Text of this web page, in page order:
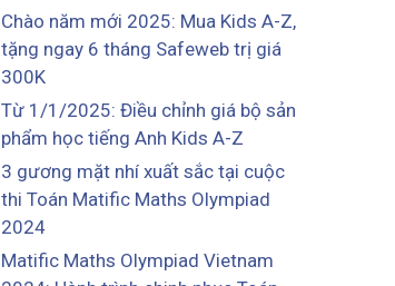
Chào năm mới 2025: Mua Kids A-Z,
tặng ngay 6 tháng Safeweb trị giá
300K
Từ 1/1/2025: Điều chỉnh giá bộ sản
phẩm học tiếng Anh Kids A-Z
3 gương mặt nhí xuất sắc tại cuộc
thi Toán Matific Maths Olympiad
2024
Matific Maths Olympiad Vietnam